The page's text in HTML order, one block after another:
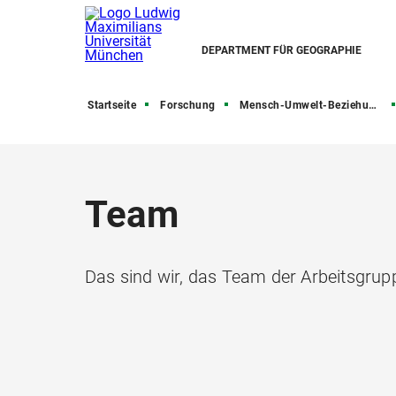
DEPARTMENT FÜR GEOGRAPHIE
Startseite Forschung Mensch-Umwelt-Beziehungen
Team
Das sind wir, das Team der